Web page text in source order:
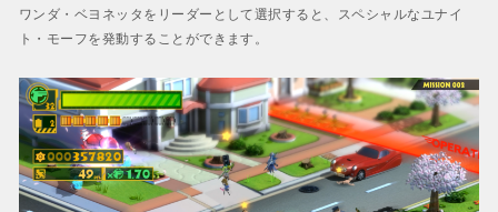
ワンダ・ベヨネッタをリーダーとして選択すると、スペシャルなユナイ
ト・モーフを発動することができます。